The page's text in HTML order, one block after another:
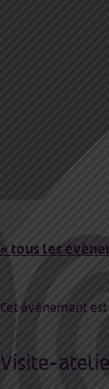
« tous les
Cet évènement est
Visite-